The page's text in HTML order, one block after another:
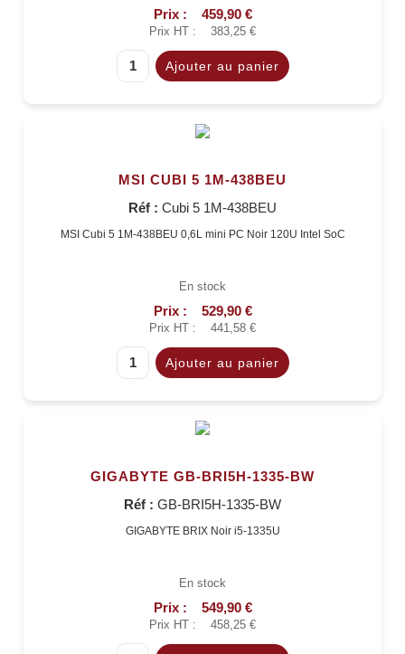
Prix : 459,90 €
Prix HT : 383,25 €
MSI CUBI 5 1M-438BEU
Réf : Cubi 5 1M-438BEU
MSI Cubi 5 1M-438BEU 0,6L mini PC Noir 120U Intel SoC
En stock
Prix : 529,90 €
Prix HT : 441,58 €
GIGABYTE GB-BRI5H-1335-BW
Réf : GB-BRI5H-1335-BW
GIGABYTE BRIX Noir i5-1335U
En stock
Prix : 549,90 €
Prix HT : 458,25 €